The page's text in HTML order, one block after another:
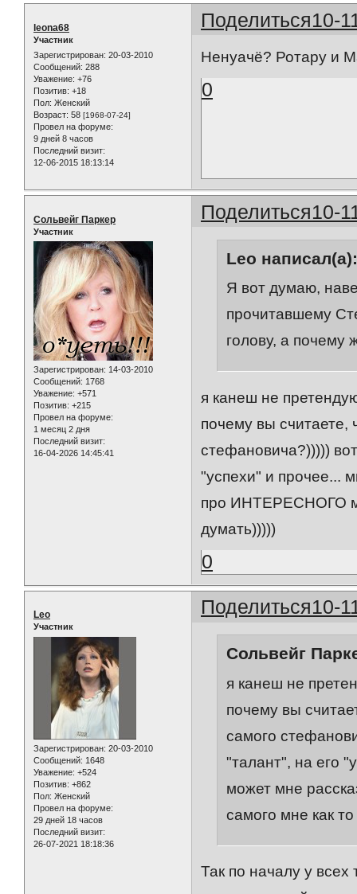
Поделиться10-
leona68
Участник
Зарегистрирован: 20-03-2010
Сообщений: 288
Уважение: +76
Позитив: +18
Пол: Женский
Возраст: 58 [1968-07-24]
Провел на форуме:
9 дней 8 часов
Последний визит:
12-06-2015 18:13:14
Ненуачё? Ротару и
0
Поделиться10-
Сольвейг Паркер
Участник
Зарегистрирован: 14-03-2010
Сообщений: 1768
Уважение: +571
Позитив: +215
Провел на форуме:
1 месяц 2 дня
Последний визит:
16-04-2026 14:45:41
Leo написал(а):
Я вот думаю,
прочитавшему
голову, а почему
я канеш не
почему вы
стефановича?)))))
"успехи" и прочее...
про ИНТЕРЕСНОГО
думать)))))
0
Поделиться10-
Leo
Участник
Зарегистрирован: 20-03-2010
Сообщений: 1648
Уважение: +524
Позитив: +862
Пол: Женский
Провел на форуме:
29 дней 18 часов
Последний визит:
26-07-2021 18:18:36
Сольвейг
я канеш не
почему вы
самого
"талант", на его
может мне
самого мне как
Так по началу у всех